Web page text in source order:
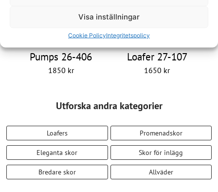
Visa inställningar
Cookie PolicyIntegritetspolicy
Loafer 27-107
1650 kr
Pumps 26-406
1850 kr
Utforska andra kategorier
Loafers Promenadskor
Eleganta skor Skor för inlägg
Bredare skor Allväder